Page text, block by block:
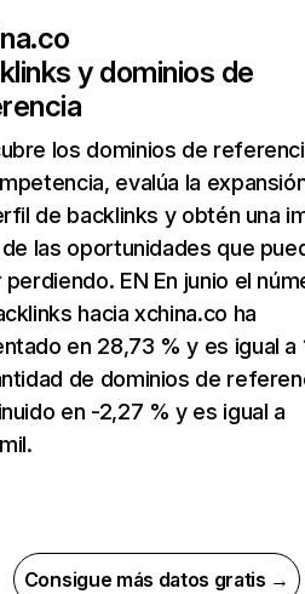
y dominios de
los dominios de
evalúa la
de backlinks y obtén una
las oportunidades que
EN En junio el
hacia xchina.co ha
en 28,73 % y es igual a
de dominios de
en -2,27 % y es igual a
Consigue más datos gratis →